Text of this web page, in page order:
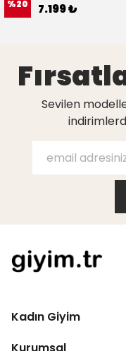
%20 7.199 ₺
Sevilen
Kadın Giyim